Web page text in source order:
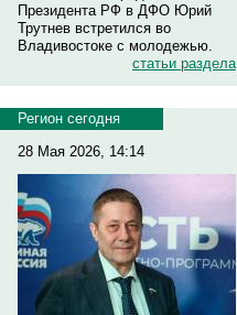
Президента РФ в ДФО Юрий
Трутнев встретился во
Владивостоке с молодежью.
статьи раздела
Регион сегодня
28 Мая 2026, 14:14